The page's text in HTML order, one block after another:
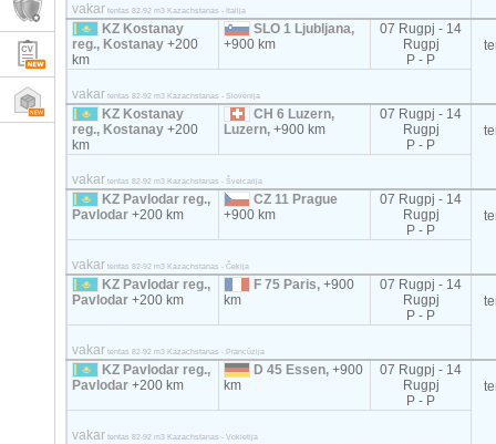
vakar tentas 82-92 m3 Kazachstanas - Italija
KZ Kostanay
reg., Kostanay+200
km
SLO 1 Ljubljana,
+900 km
07 Rugpj - 14
Rugpj
P - P
vakar tentas 82-92 m3 Kazachstanas - Slovėnija
KZ Kostanay
reg., Kostanay+200
km
CH 6 Luzern,
Luzern,+900 km
07 Rugpj - 14
Rugpj
P - P
vakar tentas 82-92 m3 Kazachstanas - Šveicarija
KZ Pavlodar reg.,
Pavlodar+200 km
CZ 11 Prague
+900 km
07 Rugpj - 14
Rugpj
P - P
vakar tentas 82-92 m3 Kazachstanas - Čekija
KZ Pavlodar reg.,
Pavlodar+200 km
F 75 Paris,+900
km
07 Rugpj - 14
Rugpj
P - P
vakar tentas 82-92 m3 Kazachstanas - Prancūzija
KZ Pavlodar reg.,
Pavlodar+200 km
D 45 Essen,+900
km
07 Rugpj - 14
Rugpj
P - P
vakar tentas 82-92 m3 Kazachstanas - Vokietija